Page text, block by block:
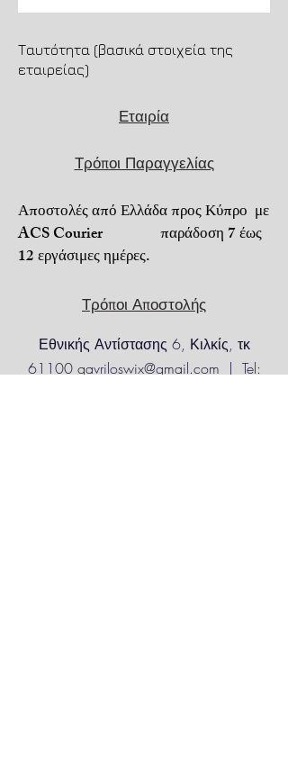
Παράδοση κατόπιν
Αποστολή μέσω
μεταφορικής.
Μεταφορικά κατόπιν
Για τηλεφωνικές παραγγελίες
Πληρωμή με κατάθεση σε
τραπεζικό λογαριασμό.
Ταυτότητα (βασικά στοιχεία της
εταιρείας)
Εταιρία
Τρόποι Παραγγελίας
Αποστολές από Ελλάδα προς Κύπρο με
ACS Courier παράδοση 7 έως
12 εργάσιμες ημέρες.
Τρόποι Αποστολής
Εθνικής Αντίστασης 6, Κιλκίς, τκ
61100 gavriloswix@gmail.com | Tel: